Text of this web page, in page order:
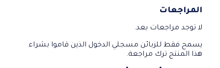
المراجعات
لا توجد مراجعات بعد.
يسمح فقط للزبائن مسجلي الدخول الذين قاموا بشراء
هذا المنتج ترك مراجعة.